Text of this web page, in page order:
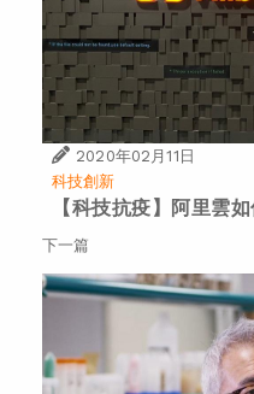
2020年02月11日
科技創新
【科技抗疫】阿里雲
下一篇